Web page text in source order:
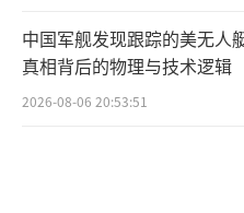
中国军舰发现跟踪的美无人
真相背后的物理与技术逻辑
2026-08-06 20:53:51